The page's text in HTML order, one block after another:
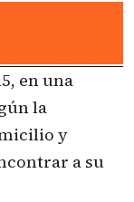
en una
la
y
a su